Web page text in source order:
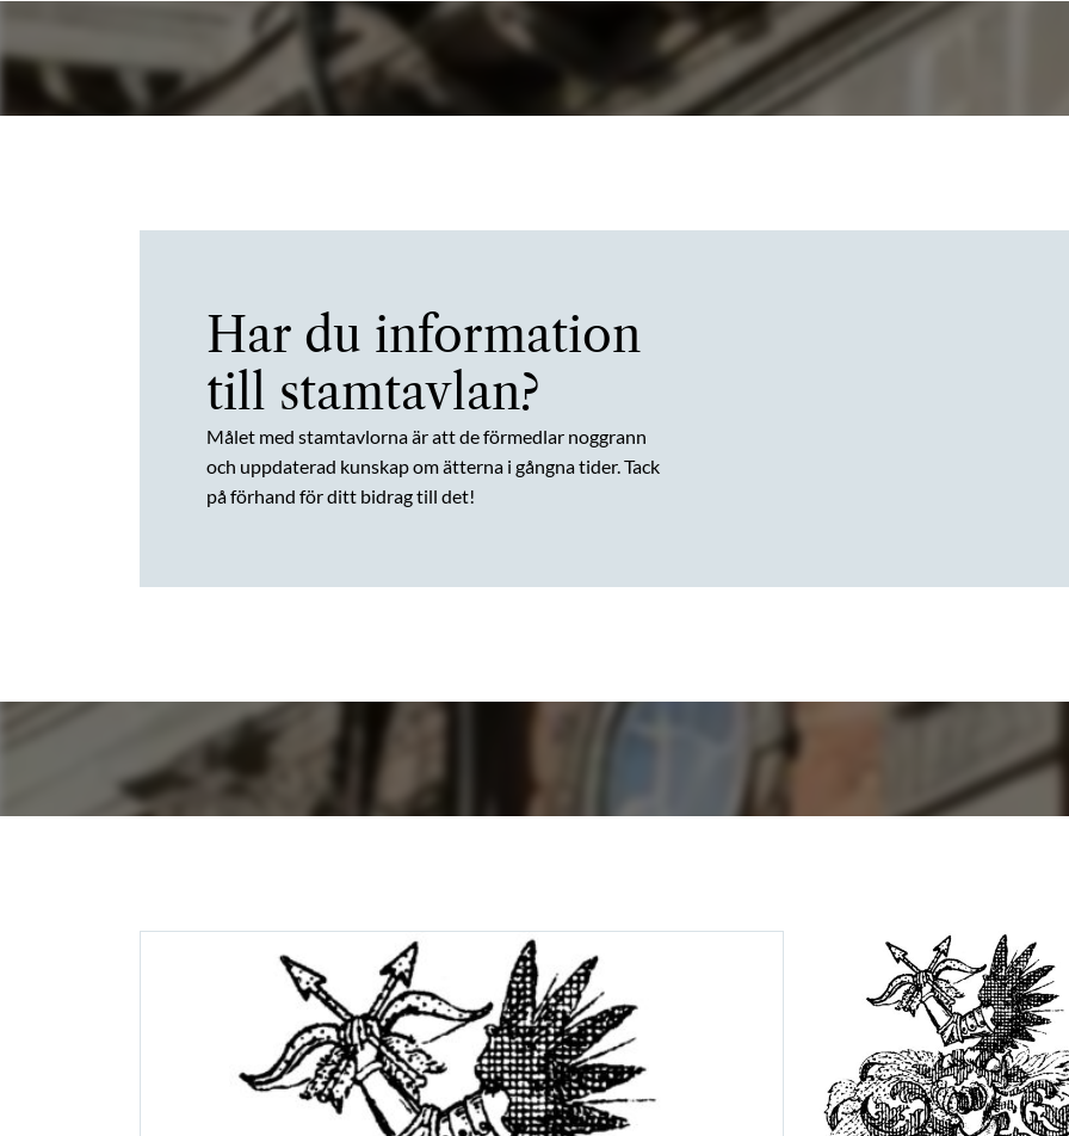
Har du information
till stamtavlan?
Målet med stamtavlorna är att de förmedlar noggrann
och uppdaterad kunskap om ätterna i gångna tider. Tack
på förhand för ditt bidrag till det!